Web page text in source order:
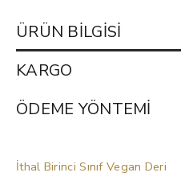
ÜRÜN BILGISI
KARGO
ÖDEME YÖNTEMI
İthal Birinci Sınıf Vegan Deri